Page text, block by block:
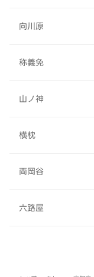
向川原
称義免
山ノ神
横枕
両岡谷
六路屋